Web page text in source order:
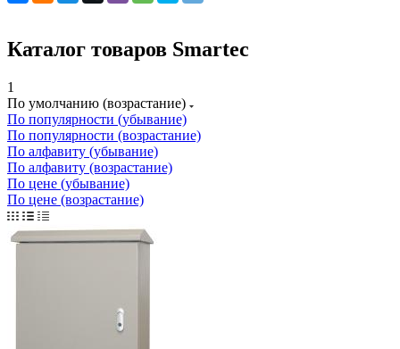
Каталог товаров Smartec
1
По умолчанию (возрастание)
По популярности (убывание)
По популярности (возрастание)
По алфавиту (убывание)
По алфавиту (возрастание)
По цене (убывание)
По цене (возрастание)